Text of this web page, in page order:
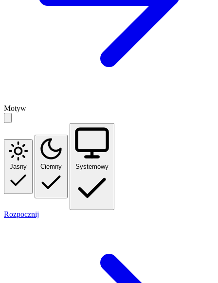
Motyw
Jasny Ciemny Systemowy
Rozpocznij